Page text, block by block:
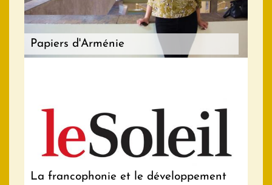
Papiers d'Arménie
La francophonie et le développement